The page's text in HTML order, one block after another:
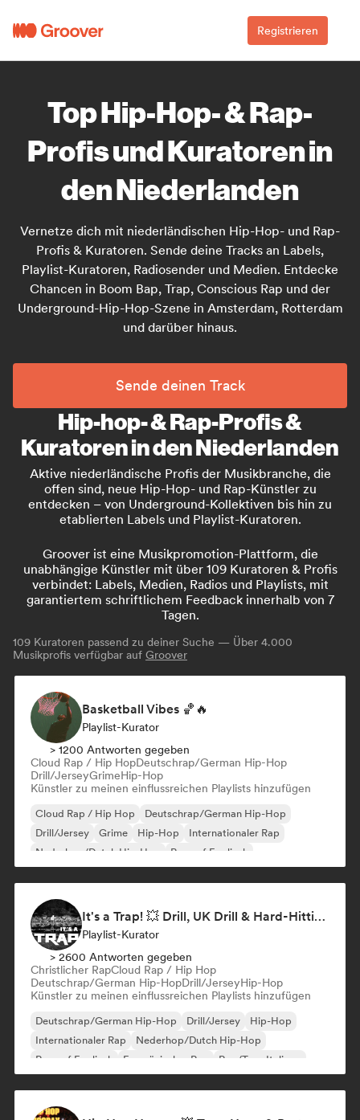
Registrieren
Top Hip-Hop- & Rap-
Profis und Kuratoren in
den Niederlanden
Vernetze dich mit niederländischen Hip-Hop- und Rap-
Profis & Kuratoren. Sende deine Tracks an Labels,
Playlist-Kuratoren, Radiosender und Medien. Entdecke
Chancen in Boom Bap, Trap, Conscious Rap und der
Underground-Hip-Hop-Szene in Amsterdam, Rotterdam
und darüber hinaus.
Sende deinen Track
Hip-hop- & Rap-Profis &
Kuratoren in den Niederlanden
Aktive niederländische Profis der Musikbranche, die
offen sind, neue Hip-Hop- und Rap-Künstler zu
entdecken – von Underground-Kollektiven bis hin zu
etablierten Labels und Playlist-Kuratoren.
Groover ist eine Musikpromotion-Plattform, die
unabhängige Künstler mit über 109 Kuratoren & Profis
verbindet: Labels, Medien, Radios und Playlists, mit
garantiertem schriftlichem Feedback innerhalb von 7
Tagen.
109 Kuratoren passend zu deiner Suche — Über 4.000
Musikprofis verfügbar auf Groover
Basketball Vibes 🏀🔥
Playlist-Kurator
> 1200 Antworten gegeben
Cloud Rap / Hip HopDeutschrap/German Hip-Hop
Drill/JerseyGrimeHip-Hop
Künstler zu meinen einflussreichen Playlists hinzufügen
Cloud Rap / Hip Hop
Deutschrap/German Hip-Hop
Drill/Jersey
Grime Hip-Hop
Internationaler Rap
Nederhop/Dutch Hip-Hop
Rap auf Englisch
It's a Trap! 💥 Drill, UK Drill & Hard-Hitting Trap
Playlist-Kurator
> 2600 Antworten gegeben
Christlicher RapCloud Rap / Hip Hop
Deutschrap/German Hip-HopDrill/JerseyHip-Hop
Künstler zu meinen einflussreichen Playlists hinzufügen
Deutschrap/German Hip-Hop Drill/Jersey
Hip-Hop
Internationaler Rap
Nederhop/Dutch Hip-Hop
Rap auf Englisch
Französischer Rap Rap/Trap Italiano